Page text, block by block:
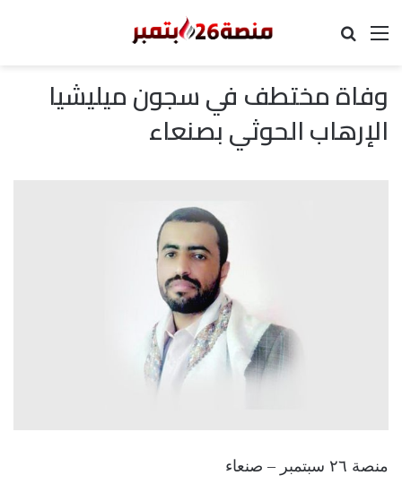
القائمة
وفاة مختطف في سجون ميليشيا
الإرهاب الحوثي بصنعاء
منصة ٢٦ سبتمبر – صنعاء